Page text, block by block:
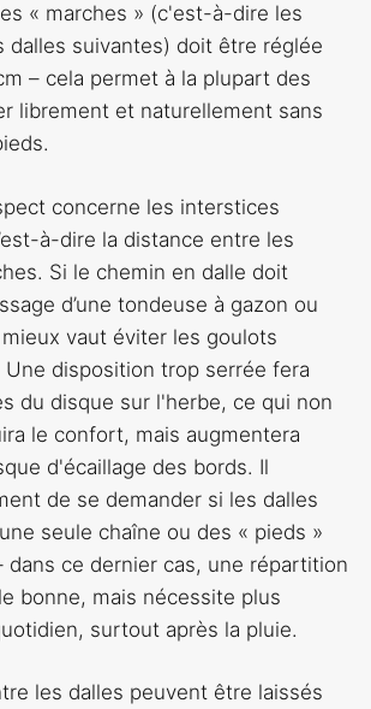
« marches » (c'est-à-dire les
dalles suivantes) doit être réglée
– cela permet à la plupart des
librement et naturellement sans
concerne les interstices
à-dire la distance entre les
Si le chemin en dalle doit
d’une tondeuse à gazon ou
mieux vaut éviter les goulots
Une disposition trop serrée fera
du disque sur l'herbe, ce qui non
le confort, mais augmentera
d'écaillage des bords. Il
de se demander si les dalles
seule chaîne ou des « pieds »
dans ce dernier cas, une répartition
bonne, mais nécessite plus
surtout après la pluie.
les dalles peuvent être laissés